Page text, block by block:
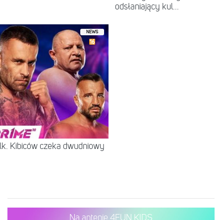
odsłaniający kul...
NEWS
Kibiców czeka dwudniowy
Na antenie 4FUN KIDS